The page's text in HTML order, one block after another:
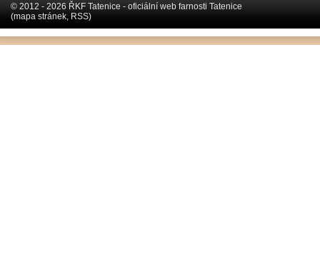
© 2012 - 2026 ŘKF Tatenice - oficiální web farnosti Tatenice
(mapa stránek, RSS)